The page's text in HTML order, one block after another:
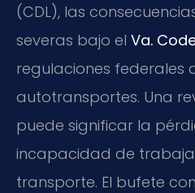
(CDL), las
severas bajo el Va.
regulaciones federales
autotransportes. Una
puede significar la
incapacidad de
transporte. El bufete